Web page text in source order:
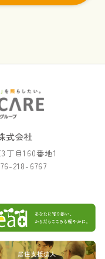
式会社
丁目160番地1
218-6767